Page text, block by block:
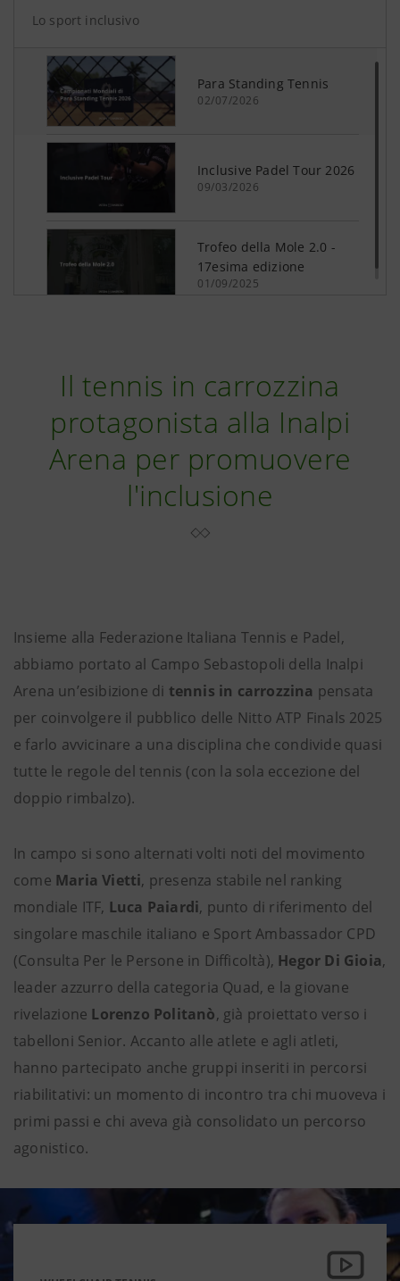
Il tennis in carrozzina
protagonista alla Inalpi
Arena per promuovere
l'inclusione
Insieme alla Federazione Italiana Tennis e Padel,
abbiamo portato al Campo Sebastopoli della Inalpi
Arena un’esibizione di tennis in carrozzina pensata
per coinvolgere il pubblico delle Nitto ATP Finals 2025
e farlo avvicinare a una disciplina che condivide quasi
tutte le regole del tennis (con la sola eccezione del
doppio rimbalzo).
In campo si sono alternati volti noti del movimento
come Maria Vietti, presenza stabile nel ranking
mondiale ITF, Luca Paiardi, punto di riferimento del
singolare maschile italiano e Sport Ambassador CPD
(Consulta Per le Persone in Difficoltà), Hegor Di Gioia,
leader azzurro della categoria Quad, e la giovane
rivelazione Lorenzo Politanò, già proiettato verso i
tabelloni Senior. Accanto alle atlete e agli atleti,
hanno partecipato anche gruppi inseriti in percorsi
riabilitativi: un momento di incontro tra chi muoveva i
primi passi e chi aveva già consolidato un percorso
agonistico.